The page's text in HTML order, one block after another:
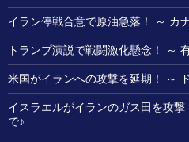
イラン停戦合意で原油急落！ ～ カ
トランプ演説で戦闘激化懸念！ ～
米国がイランへの攻撃を延期！ ～
イスラエルがイランのガス田を攻
で♪